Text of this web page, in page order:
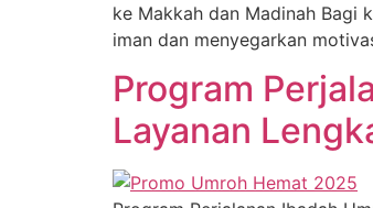
ke Makkah dan Madinah Bagi
iman dan menyegarkan
Program
Layanan